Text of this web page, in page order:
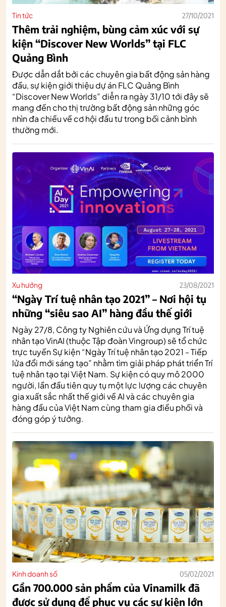
Tin tức 27/10/2021
Thêm trải nghiệm, bùng cảm xúc với sự
kiện “Discover New Worlds” tại FLC
Quảng Bình
Được dẫn dắt bởi các chuyên gia bất động sản hàng
đầu, sự kiện giới thiệu dự án FLC Quảng Bình
“Discover New Worlds” diễn ra ngày 31/10 tới đây sẽ
mang đến cho thị trường bất động sản những góc
nhìn đa chiều về cơ hội đầu tư trong bối cảnh bình
thường mới.
Xu hướng 23/08/2021
“Ngày Trí tuệ nhân tạo 2021” – Nơi hội tụ
những “siêu sao AI” hàng đầu thế giới
Ngày 27/8, Công ty Nghiên cứu và Ứng dụng Trí tuệ
nhân tạo VinAI (thuộc Tập đoàn Vingroup) sẽ tổ chức
trực tuyến Sự kiện “Ngày Trí tuệ nhân tạo 2021 - Tiếp
lửa đổi mới sáng tạo” nhằm tìm giải pháp phát triển Trí
tuệ nhân tạo tại Việt Nam. Sự kiện có quy mô 2000
người, lần đầu tiên quy tụ một lực lượng các chuyên
gia xuất sắc nhất thế giới về AI và các chuyên gia
hàng đầu của Việt Nam cùng tham gia điều phối và
đóng góp ý tưởng.
Kinh doanh số 05/02/2021
Gần 700.000 sản phẩm của Vinamilk đã
được sử dụng để phục vụ các sự kiện lớn